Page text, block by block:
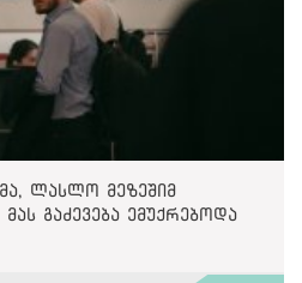
ლასლო მეზეშიმ
გაძევება ემუქრებოდა